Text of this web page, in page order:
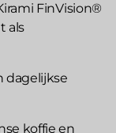
FinVision®
als
dagelijkse
koffie en